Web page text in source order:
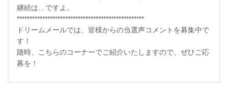
継続は…ですよ。
**************************************************
ドリームメールでは、皆様からの当選声コメントを募集中で
す！
随時、こちらのコーナーでご紹介いたしますので、ぜひご応
募を！